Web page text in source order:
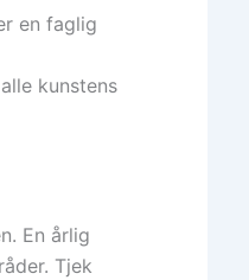
en faglig
kunstens
En årlig
Tjek